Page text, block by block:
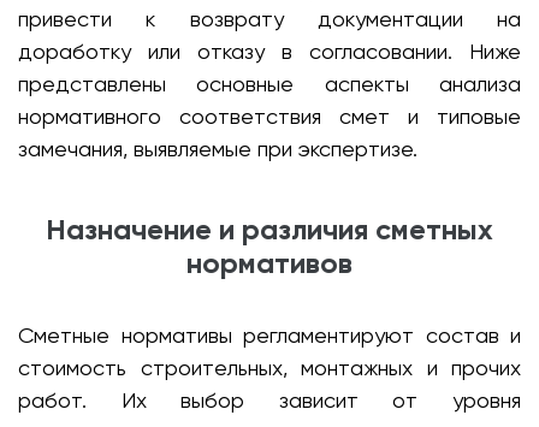
привести к возврату документации на
доработку или отказу в согласовании. Ниже
представлены основные аспекты анализа
нормативного соответствия смет и типовые
замечания, выявляемые при экспертизе.
Назначение и различия сметных
нормативов
Сметные нормативы регламентируют состав и
стоимость строительных, монтажных и прочих
работ. Их выбор зависит от уровня